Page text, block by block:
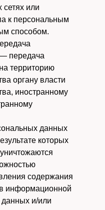
или
к персональным
способом.
передача
территорию
органу власти
иностранному
данных
которых
содержания
информационной
и/или